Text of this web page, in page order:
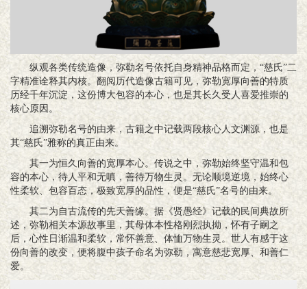
纵观各类传统造像，弥勒名号依托自身精神品格而定，“慈氏”二
字精准诠释其内核。翻阅历代造像古籍可见，弥勒宽厚向善的特质
历经千年沉淀，这份博大包容的本心，也是其长久受人喜爱推崇的
核心原因。
追溯弥勒名号的由来，古籍之中记载两段核心人文渊源，也是
其“慈氏”雅称的真正由来。
其一为恒久向善的宽厚本心。传说之中，弥勒始终坚守温和包
容的本心，待人平和无嗔，善待万物生灵。无论顺境逆境，始终心
性柔软、包容百态，极致宽厚的品性，便是“慈氏”名号的由来。
其二为自古流传的先天善缘。据《贤愚经》记载的民间典故所
述，弥勒相关本源故事里，其母体本性格刚烈执拗，怀有子嗣之
后，心性日渐温和柔软，常怀善意、体恤万物生灵。世人有感于这
份向善的改变，便将腹中孩子命名为弥勒，寓意慈悲宽厚、和善仁
爱。